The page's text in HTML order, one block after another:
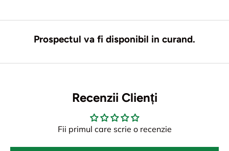
Prospectul va fi disponibil in curand.
Recenzii Clienți
Fii primul care scrie o recenzie